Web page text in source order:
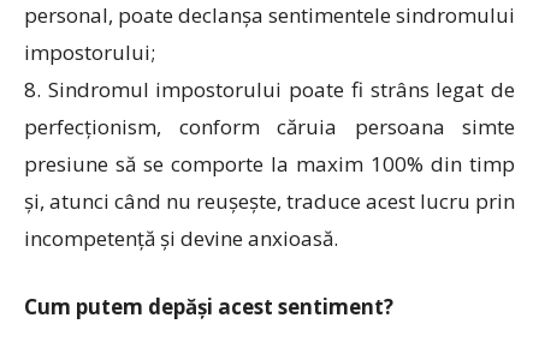
personal, poate declanșa sentimentele sindromului
impostorului;
8. Sindromul impostorului poate fi strâns legat de
perfecționism, conform căruia persoana simte
presiune să se comporte la maxim 100% din timp
și, atunci când nu reușește, traduce acest lucru prin
incompetență și devine anxioasă.
Cum putem depăși acest sentiment?